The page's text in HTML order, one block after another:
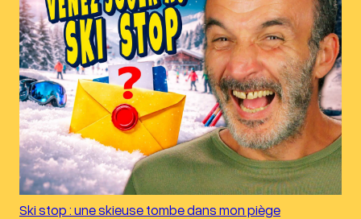
Ski stop : une skieuse tombe dans mon piège